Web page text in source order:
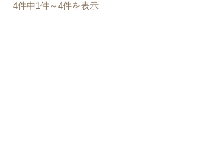
4件中1件～4件を表示